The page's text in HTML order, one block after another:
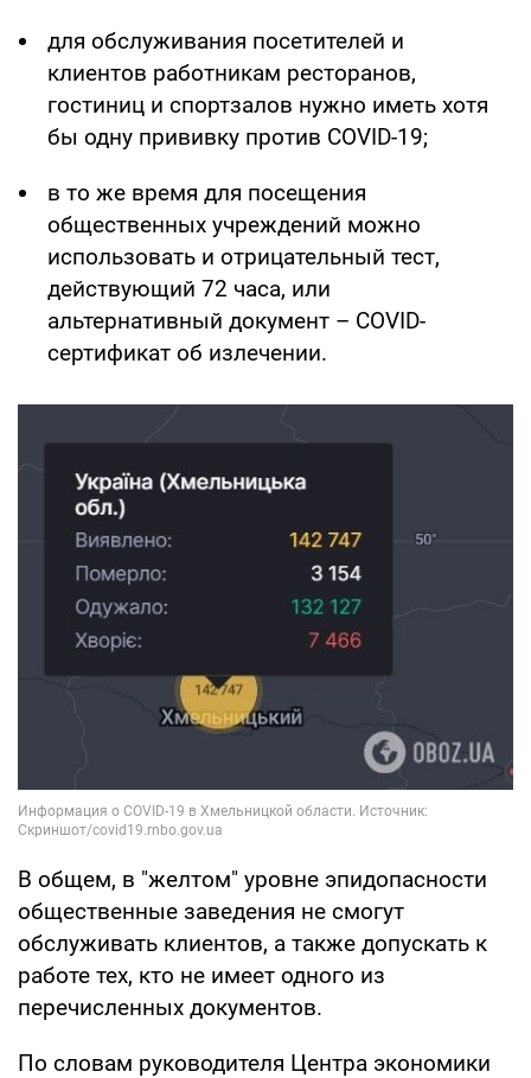
для обслуживания посетителей и
клиентов работникам ресторанов,
гостиниц и спортзалов нужно иметь хотя
бы одну прививку против COVID-19;
в то же время для посещения
общественных учреждений можно
использовать и отрицательный тест,
действующий 72 часа, или
альтернативный документ – COVID-
сертификат об излечении.
В общем, в "желтом" уровне эпидопасности
общественные заведения не смогут
обслуживать клиентов, а также допускать к
работе тех, кто не имеет одного из
перечисленных документов.
По словам руководителя Центра экономики